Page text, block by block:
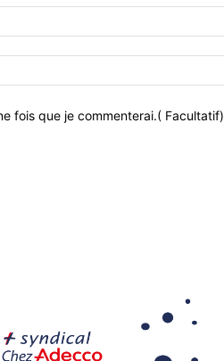
fois que je commenterai.( Facultatif)